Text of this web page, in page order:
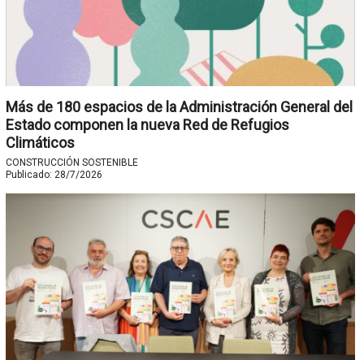
Más de 180 espacios de la Administración General del
Estado componen la nueva Red de Refugios
Climáticos
CONSTRUCCIÓN SOSTENIBLE
Publicado: 28/7/2026